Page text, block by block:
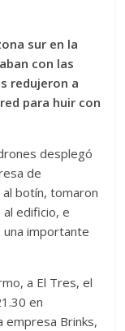
sur en la
con las
redujeron a
para huir con
desplegó
de
al botín, tomaron
edificio, e
una importante
a El Tres, el
en
empresa Brinks,